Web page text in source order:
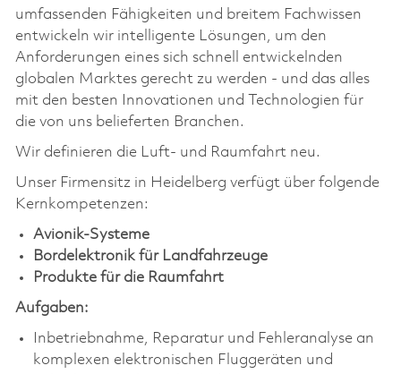
umfassenden Fähigkeiten und breitem Fachwissen
entwickeln wir intelligente Lösungen, um den
Anforderungen eines sich schnell entwickelnden
globalen Marktes gerecht zu werden - und das alles
mit den besten Innovationen und Technologien für
die von uns belieferten Branchen.
Wir definieren die Luft- und Raumfahrt neu.
Unser Firmensitz in Heidelberg verfügt über folgende
Kernkompetenzen:
Avionik-Systeme
Bordelektronik für Landfahrzeuge
Produkte für die Raumfahrt
Aufgaben:
Inbetriebnahme, Reparatur und Fehleranalyse an
komplexen elektronischen Fluggeräten und